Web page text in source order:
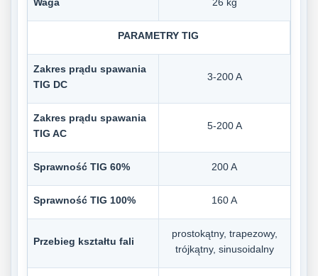
PARAMETRY TIG
Zakres prądu spawania
TIG DC
3-200 A
Zakres prądu spawania
TIG AC
5-200 A
Sprawność TIG 60% 200 A
Sprawność TIG 100% 160 A
Przebieg kształtu fali
prostokątny, trapezowy,
trójkątny, sinusoidalny